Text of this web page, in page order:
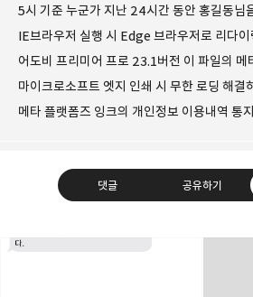
IE브라우저 실행 시 Edge 브라우저로 리다
마이크로소프트 엣지 인쇄 시 무한 로딩 해결
메타 플랫폼즈 잉크의 개인정보 이용내역 통
댓글 공유하기